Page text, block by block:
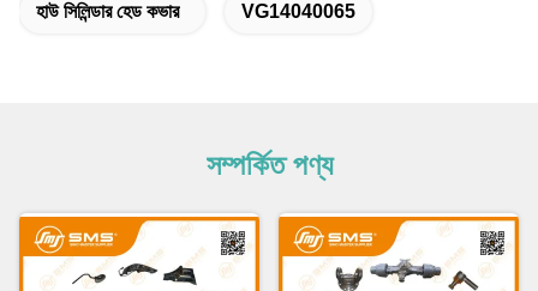
হাউ সিলিন্ডার হেড কভার VG14040065
সম্পর্কিত পণ্য